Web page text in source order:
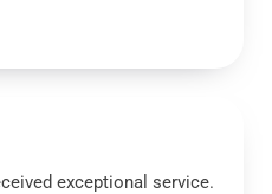
exceptional service.